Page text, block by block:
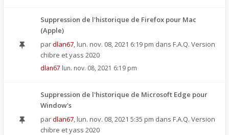
Suppression de l'historique de Firefox pour Mac
(Apple)
pardlan67, lun. nov. 08, 2021 6:19 pm dans F.A.Q. Version
chibre et yass 2020
dlan67 lun. nov. 08, 2021 6:19 pm
Suppression de l'historique de Microsoft Edge pour
Window's
pardlan67, lun. nov. 08, 2021 5:35 pm dans F.A.Q. Version
chibre et yass 2020